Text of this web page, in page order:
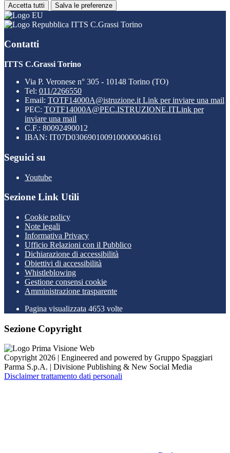
Accetta tutti Salva le preferenze
ITTS C.Grassi Torino
Contatti
ITTS C.Grassi Torino
Via P. Veronese n° 305 - 10148 Torino (TO)
Tel: 011/2266550
Email: TOTF14000A@istruzione.it Link per inviare una mail
PEC: TOTF14000A@PEC.ISTRUZIONE.ITLink per
inviare una mail
C.F.: 80092490012
IBAN: IT07D0306901009100000046161
Seguici su
Youtube
Sezione Link Utili
Cookie policy
Note legali
Informativa Privacy
Ufficio Relazioni con il Pubblico
Dichiarazione di accessibilità
Obiettivi di accessibilità
Whistleblowing
Gestione consensi cookie
Amministrazione trasparente
Pagina visualizzata 4653 volte
Sezione Copyright
Copyright 2026 | Engineered and powered by Gruppo Spaggiari
Parma S.p.A. | Divisione Publishing & New Social Media
Disclaimer trattamento dati personali